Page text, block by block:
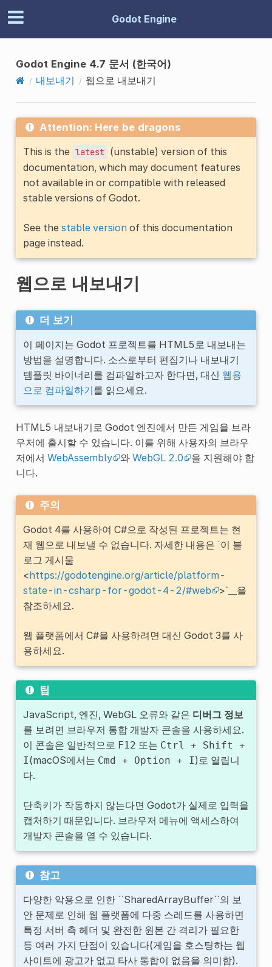
Godot Engine
Godot Engine 4.7 문서 (한국어)
내보내기
웹으로 내보내기
Attention: Here be dragons
This is the latest (unstable) version of this
documentation, which may document features
not available in or compatible with released
stable versions of Godot.
See the stable versionof this documentation
page instead.
웹으로 내보내기
더 보기
이 페이지는 Godot 프로젝트를 HTML5로 내보내는
방법을 설명합니다. 소스로부터 편집기나 내보내기
템플릿 바이너리를 컴파일하고자 한다면, 대신 웹용
으로 컴파일하기를 읽으세요.
HTML5 내보내기로 Godot 엔진에서 만든 게임을 브라
우저에 출시할 수 있습니다. 이를 위해 사용자의 브라우
저에서 WebAssembly 와 WebGL 2.0
을 지원해야 합
니다.
주의
Godot 4를 사용하여 C#으로 작성된 프로젝트는 현
재 웹으로 내보낼 수 없습니다. 자세한 내용은 `이 블
로그 게시물
<https://godotengine.org/article/platform-
state-in-csharp-for-godot-4-2/#web
>`__을
참조하세요.
웹 플랫폼에서 C#을 사용하려면 대신 Godot 3를 사
용하세요.
팁
JavaScript, 엔진, WebGL 오류와 같은 디버그 정보
를 보려면 브라우저 통합 개발자 콘솔을 사용하세요.
이 콘솔은 일반적으로 F12 또는 Ctrl + Shift
+
I(macOS에서는 Cmd + Option + I)로 열립니
다.
단축키가 작동하지 않는다면 Godot가 실제로 입력을
캡처하기 때문입니다. 브라우저 메뉴에 액세스하여
개발자 콘솔을 열 수 있습니다.
참고
다양한 악용으로 인한 ``SharedArrayBuffer``의 보
안 문제로 인해 웹 플랫폼에 다중 스레드를 사용하면
특정 서버 측 헤더 및 완전한 원본 간 격리가 필요한
등 여러 가지 단점이 있습니다(게임을 호스팅하는 웹
사이트에 광고가 없고 타사 통합이 없음을 의미함).